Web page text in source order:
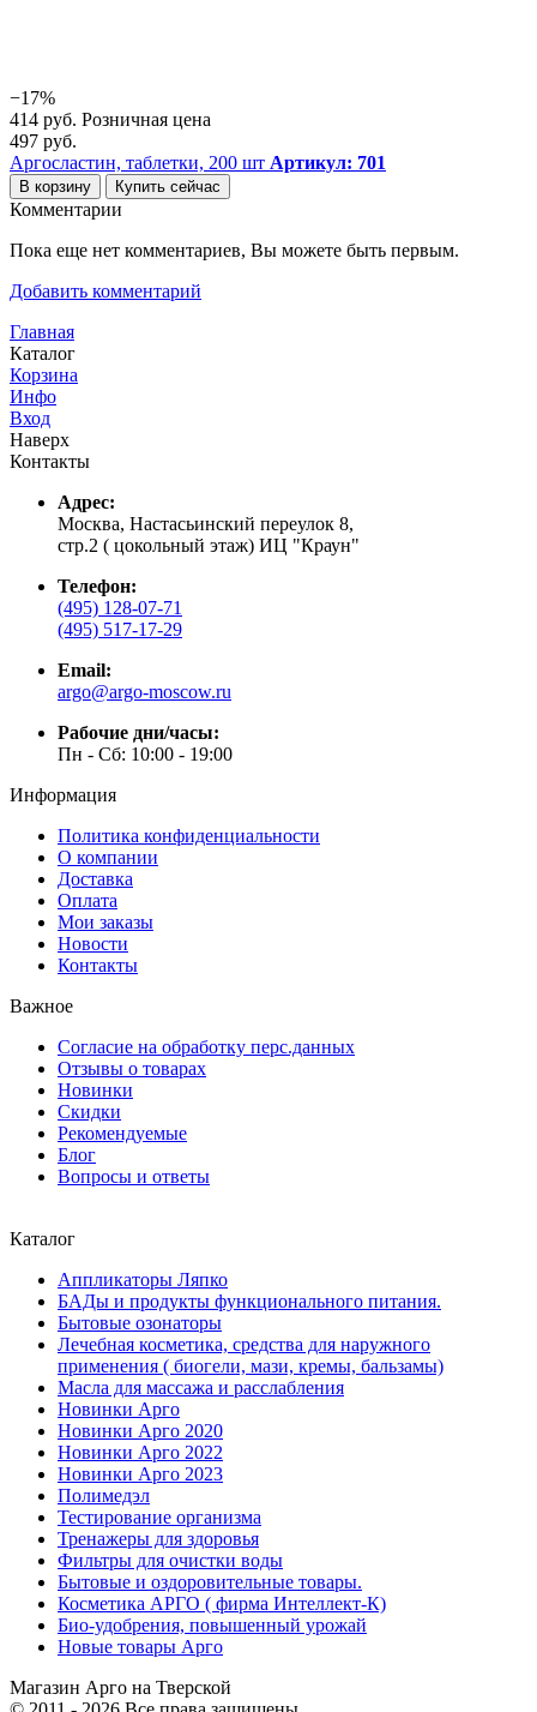
−17%
414 руб. Розничная цена
497 руб.
Аргосластин, таблетки, 200 шт Артикул: 701
В корзину Купить сейчас
Комментарии
Пока еще нет комментариев, Вы можете быть первым.
Добавить комментарий
Главная
Каталог
Корзина
Инфо
Вход
Наверх
Контакты
Адрес:
Москва, Настасьинский переулок 8,
стр.2 ( цокольный этаж) ИЦ "Краун"
Телефон:
(495) 128-07-71
(495) 517-17-29
Email:
argo@argo-moscow.ru
Рабочие дни/часы:
Пн - Cб: 10:00 - 19:00
Информация
Политика конфиденциальности
О компании
Доставка
Оплата
Мои заказы
Новости
Контакты
Важное
Согласие на обработку перс.данных
Отзывы о товарах
Новинки
Скидки
Рекомендуемые
Блог
Вопросы и ответы
Каталог
Аппликаторы Ляпко
БАДы и продукты функционального питания.
Бытовые озонаторы
Лечебная косметика, средства для наружного
применения ( биогели, мази, кремы, бальзамы)
Масла для массажа и расслабления
Новинки Арго
Новинки Арго 2020
Новинки Арго 2022
Новинки Арго 2023
Полимедэл
Тестирование организма
Тренажеры для здоровья
Фильтры для очистки воды
Бытовые и оздоровительные товары.
Косметика АРГО ( фирма Интеллект-К)
Био-удобрения, повышенный урожай
Новые товары Арго
Магазин Арго на Тверской